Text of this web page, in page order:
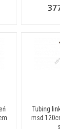
Tubing
msd